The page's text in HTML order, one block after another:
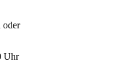
oder
Uhr